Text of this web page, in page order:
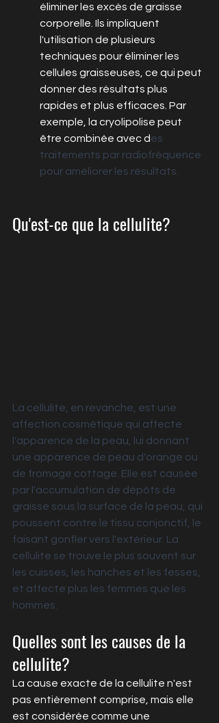
éliminer les excès de graisse
corporelle. Ils impliquent
l'utilisation de plusieurs
techniques pour éliminer les
cellules graisseuses, ce qui peut
donner des résultats plus
rapides et plus efficaces. Par
exemple, la cryolipolise peut
être combinée avec des
traitements par radiofréquence
pour améliorer les résultats.
Qu'est-ce que la cellulite?
La cellulite, en revanche, est une
affection cosmétique qui affecte
l'apparence de la peau, lui donnant
une apparence de peau d'orange ou
de fromage cottage. Elle est causée
par l'accumulation de dépôts de
graisse sous la surface de la peau, qui
poussent contre le tissu conjonctif, le
faisant gonfler vers l'extérieur. La
cellulite se trouve le plus souvent sur
les cuisses, les hanches et les fesses,
et affecte plus les femmes que les
hommes.
Quelles sont les causes de la
cellulite?
La cause exacte de la cellulite n'est
pas entièrement comprise, mais elle
est considérée comme une